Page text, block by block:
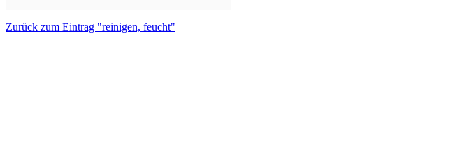
Zurück zum Eintrag "reinigen, feucht"